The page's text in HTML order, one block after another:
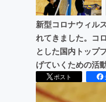
新型コロナウィル
れてきました。コ
とした国内トップ
げていくための活
ポスト